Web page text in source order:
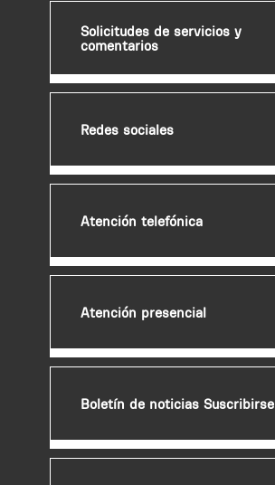
Solicitudes de servicios y
comentarios
Redes sociales
Atención telefónica
Atención presencial
Boletín de noticias Suscribirse